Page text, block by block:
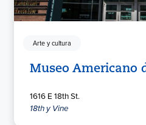
Arte y cultura
Museo Americano
1616 E 18th St.
18th y Vine